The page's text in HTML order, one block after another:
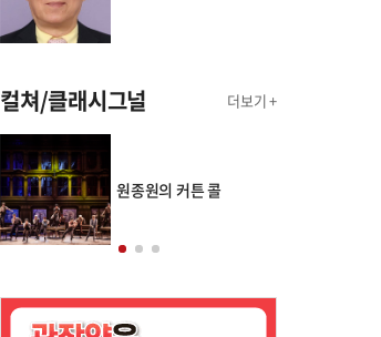
컬쳐/클래시그널 더보기 +
원종원의 커튼 콜